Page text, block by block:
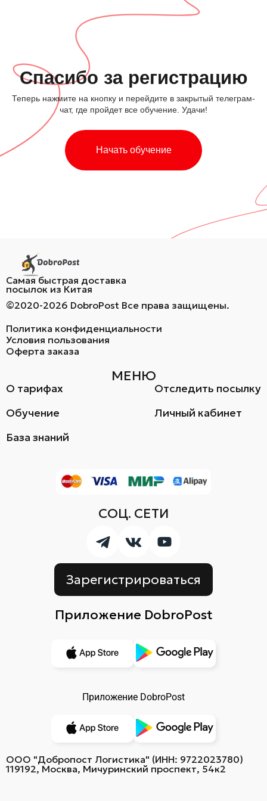
Спасибо за регистрацию
Теперь нажмите на кнопку и перейдите в закрытый телеграм-
чат, где пройдет все обучение. Удачи!
Начать обучение
Самая быстрая доставка
посылок из Китая
©2020-2026 DobroPost Все права защищены.
Политика конфиденциальности
Условия пользования
Оферта заказа
МЕНЮ
О тарифах
База знаний
Отследить посылку
Обучение
Личный кабинет
СОЦ. СЕТИ
Зарегистрироваться
Приложение DobroPost
Приложение DobroPost
ООО "Добропост Логистика" (ИНН: 9722023780)
119192, Москва, Мичуринский проспект, 54к2